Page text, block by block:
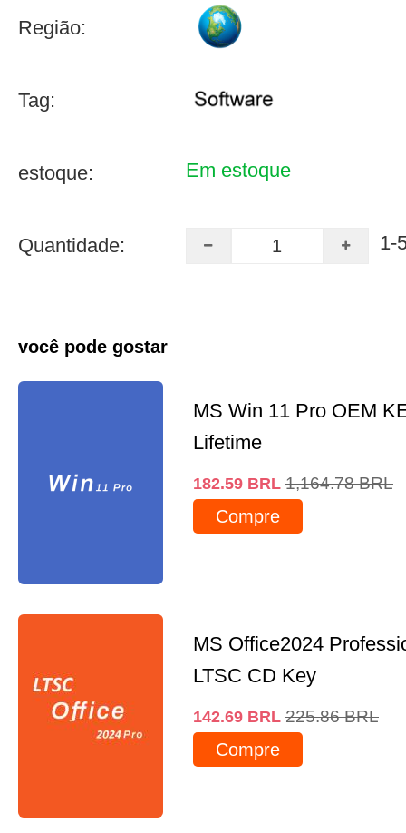
Região:
Tag:
estoque: Em estoque
Quantidade: 1-
você pode gostar
MS Win 11 Pro OEM
Lifetime
182.59 BRL 1,164.78 BRL
Compre
MS Office2024
LTSC CD Key
142.69 BRL 225.86 BRL
Compre